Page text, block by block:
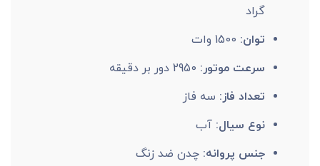
گراد
توان:
سرعت موتور:
تعداد فاز: سه فاز
نوع سیال: آب
جنس پروانه: چدن ضد زنگ